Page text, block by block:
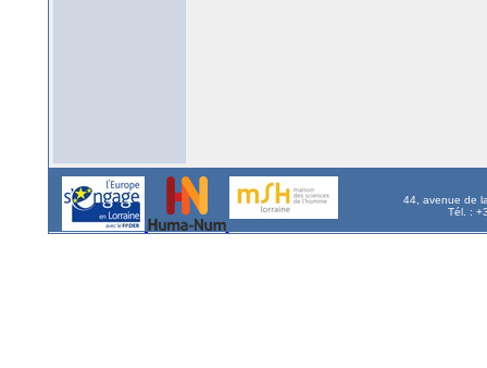
44, avenue de
Tél. :